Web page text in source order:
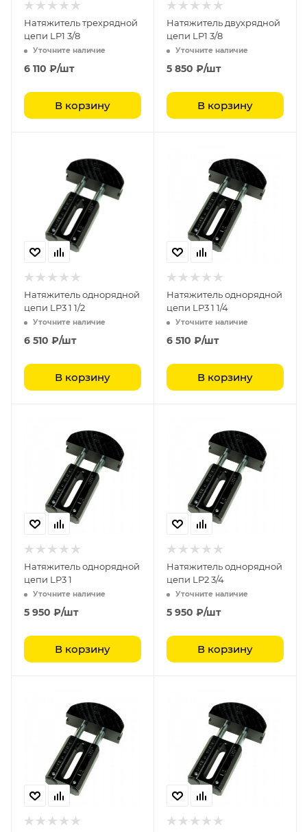
Натяжитель трехрядной
цепи LP1 3/8
Уточните наличие
6 110 ₽/шт
В корзину
Натяжитель двухрядной
цепи LP1 3/8
Уточните наличие
5 850 ₽/шт
В корзину
Натяжитель однорядной
цепи LP3 1 1/2
Уточните наличие
6 510 ₽/шт
В корзину
Натяжитель однорядной
цепи LP3 1 1/4
Уточните наличие
6 510 ₽/шт
В корзину
Натяжитель однорядной
цепи LP3 1
Уточните наличие
5 950 ₽/шт
В корзину
Натяжитель однорядной
цепи LP2 3/4
Уточните наличие
5 950 ₽/шт
В корзину